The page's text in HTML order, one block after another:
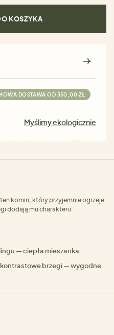
KOSZYKA
DOSTAWA OD 350,00 ZŁ
Myślimy ekologicznie
komin, który przyjemnie ogrzeje.
dodają mu charakteru
— ciepła mieszanka.
brzegi — wygodne